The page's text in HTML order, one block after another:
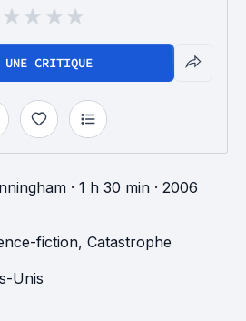
UNE CRITIQUE
· 1 h 30 min · 2006
fiction, Catastrophe
Unis